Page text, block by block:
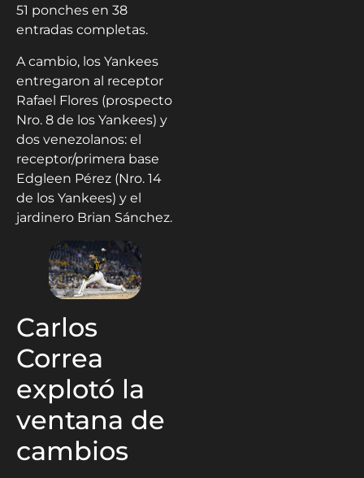
51 ponches en 38
entradas completas.
A cambio, los Yankees
entregaron al receptor
Rafael Flores (prospecto
Nro. 8 de los Yankees) y
dos venezolanos: el
receptor/primera base
Edgleen Pérez (Nro. 14
de los Yankees) y el
jardinero Brian Sánchez.
Carlos
Correa
explotó la
ventana de
cambios